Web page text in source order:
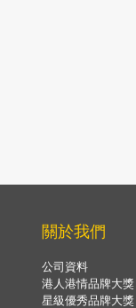
關於我們
公司資料
港人港情品牌大獎
星級優秀品牌大獎